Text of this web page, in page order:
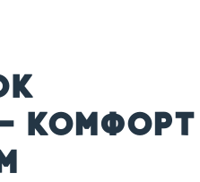
КОМФОРТ